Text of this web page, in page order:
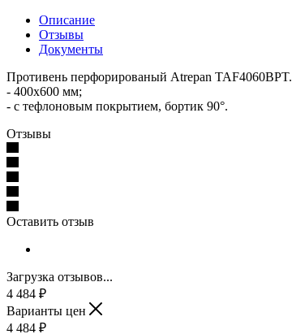
Описание
Отзывы
Документы
Противень перфорированый Atrepan TAF4060BPT.
- 400х600 мм;
- с тефлоновым покрытием, бортик 90°.
Отзывы
Оставить отзыв
Загрузка отзывов...
4 484 ₽
Варианты цен
4 484 ₽